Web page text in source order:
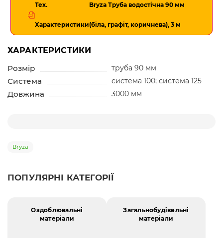
Тех.
Характеристики
Bryza Труба водостічна 90 мм
(біла, графіт, коричнева), 3 м
ХАРАКТЕРИСТИКИ
Розмір
труба 90 мм
Система система 100; система 125
Довжина 3000 мм
Bryza
ПОПУЛЯРНІ КАТЕГОРІЇ
Оздоблювальні
матеріали
Загальнобудівельні
матеріали